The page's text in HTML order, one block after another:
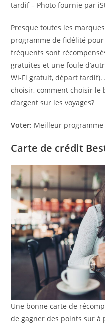
tardif – Photo fournie par
Presque toutes les
programme de fidélité
fréquents sont
gratuites et une foule
Wi-Fi gratuit, départ tardif).
choisir, comment choisir le
d’argent sur les voyages?
Voter: Meilleur
Carte de crédit
Une bonne carte de
de gagner des points sur à